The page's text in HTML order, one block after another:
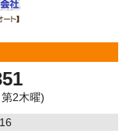
2木曜)